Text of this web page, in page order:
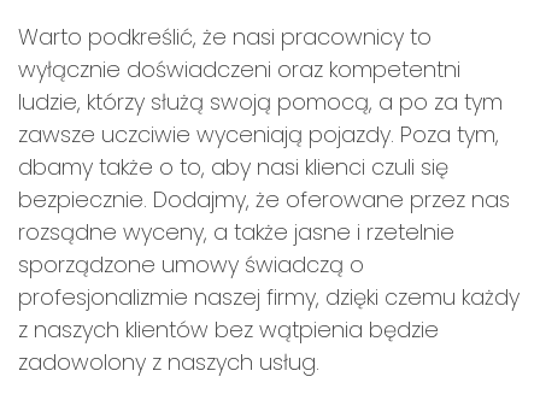
Warto podkreślić, że nasi pracownicy to
wyłącznie doświadczeni oraz kompetentni
ludzie, którzy służą swoją pomocą, a po za tym
zawsze uczciwie wyceniają pojazdy. Poza tym,
dbamy także o to, aby nasi klienci czuli się
bezpiecznie. Dodajmy, że oferowane przez nas
rozsądne wyceny, a także jasne i rzetelnie
sporządzone umowy świadczą o
profesjonalizmie naszej firmy, dzięki czemu każdy
z naszych klientów bez wątpienia będzie
zadowolony z naszych usług.